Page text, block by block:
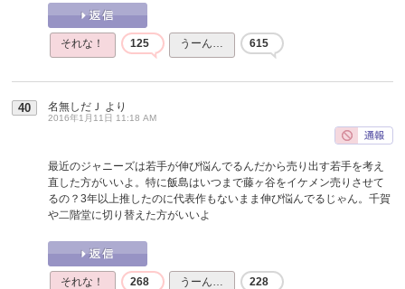
それな！ 125 うーん… 615
40 名無しだＪ より
2016年1月11日 11:18 AM
最近のジャニーズは若手が伸び悩んでるんだから売り出す若手を考え
直した方がいいよ。特に飯島はいつまで藤ヶ谷をイケメン売りさせて
るの？3年以上推したのに代表作もないまま伸び悩んでるじゃん。千賀
や二階堂に切り替えた方がいいよ
それな！ 268 うーん… 228